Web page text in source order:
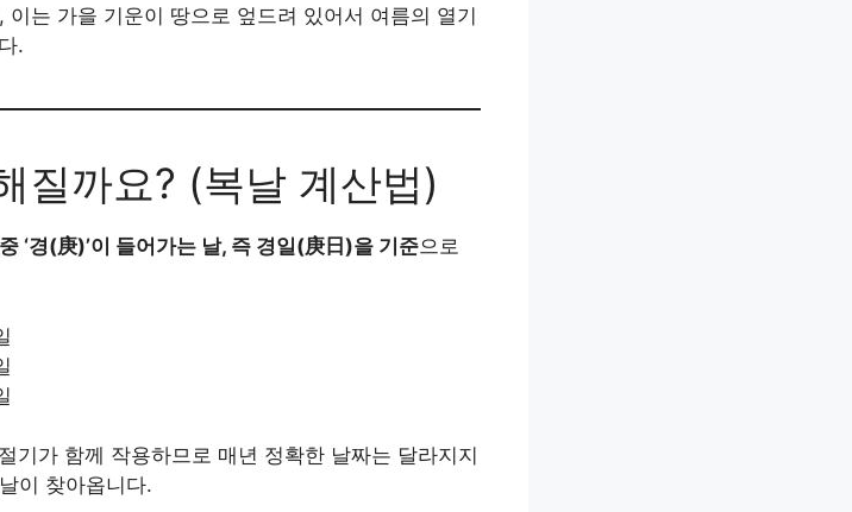
이는 가을 기운이 땅으로 엎드려 있어서 여름의 열기
.
질까요? (복날 계산법)
‘경(庚)’이 들어가는 날, 즉 경일(庚日)을 기준으로
기가 함께 작용하므로 매년 정확한 날짜는 달라지지
이 찾아옵니다.